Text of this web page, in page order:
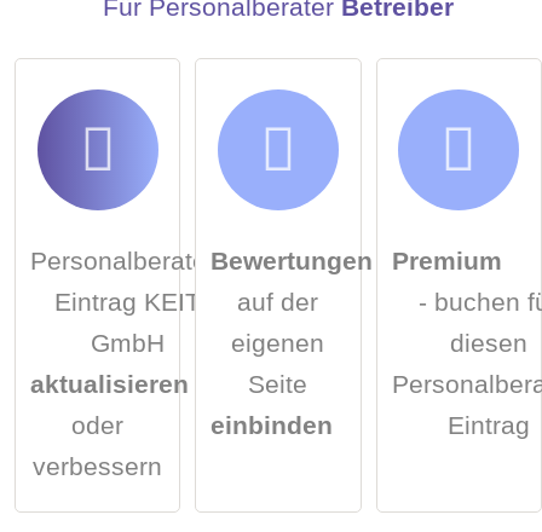
Für Personalberater Betreiber
Personalberater-
Eintrag KEIT
GmbH
aktualisieren
oder
verbessern
Bewertungen
auf der
eigenen
Seite
einbinden
Premium
- buchen
diesen
Eintrag